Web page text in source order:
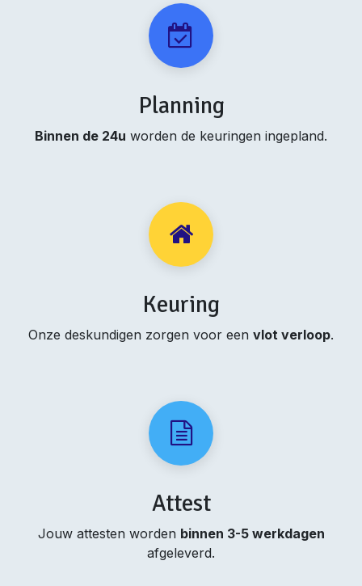
Planning
Binnen de 24u worden de keuringen ingepland.
Keuring
Onze deskundigen zorgen voor een vlot verloop.
Attest
Jouw attesten worden binnen 3-5 werkdagen
afgeleverd.